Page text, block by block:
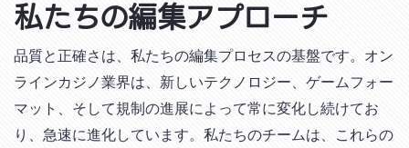
私たちの編集アプローチ
品質と正確さは、私たちの編集プロセスの基盤です。オン
ラインカジノ業界は、新しいテクノロジー、ゲームフォー
マット、そして規制の進展によって常に変化し続けてお
り、急速に進化しています。私たちのチームは、これらの